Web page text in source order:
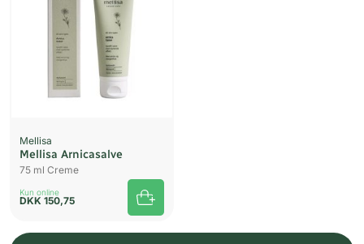
Mellisa
Mellisa Arnicasalve
75 ml Creme
Kun online
DKK 150,75